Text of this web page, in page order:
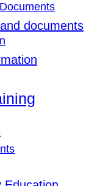
documents